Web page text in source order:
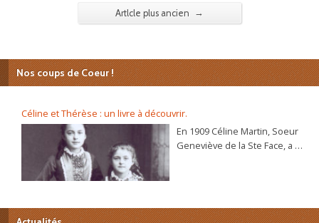
Artlcle plus ancien →
Nos coups de Coeur !
Céline et Thérèse : un livre à découvrir.
En 1909 Céline Martin, Soeur
Geneviève de la Ste Face, a 40
béatification va s’ouvrir